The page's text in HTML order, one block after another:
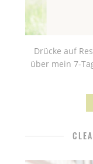
Drücke auf
über mein 7-